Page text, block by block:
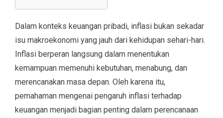
Dalam konteks keuangan pribadi, inflasi bukan sekadar
isu makroekonomi yang jauh dari kehidupan sehari-hari.
Inflasi berperan langsung dalam menentukan
kemampuan memenuhi kebutuhan, menabung, dan
merencanakan masa depan. Oleh karena itu,
pemahaman mengenai pengaruh inflasi terhadap
keuangan menjadi bagian penting dalam perencanaan